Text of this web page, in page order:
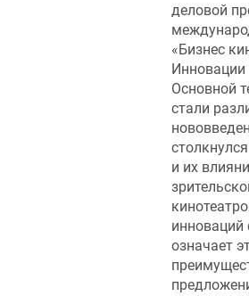
деловой
«Бизнес
Инновации
Основной
стали
и их
инноваций
означает